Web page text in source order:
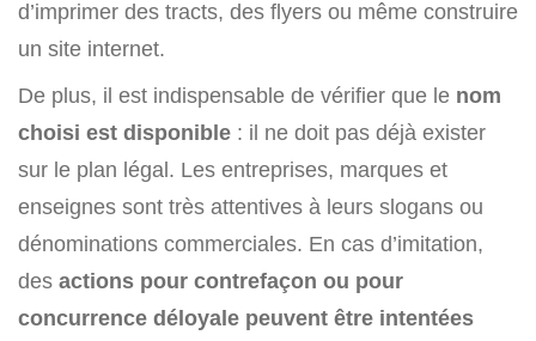
d’imprimer des tracts, des flyers ou même construire
un site internet.
De plus, il est indispensable de vérifier que le nom
choisi est disponible : il ne doit pas déjà exister
sur le plan légal. Les entreprises, marques et
enseignes sont très attentives à leurs slogans ou
dénominations commerciales. En cas d’imitation,
des actions pour contrefaçon ou pour
concurrence déloyale peuvent être intentées